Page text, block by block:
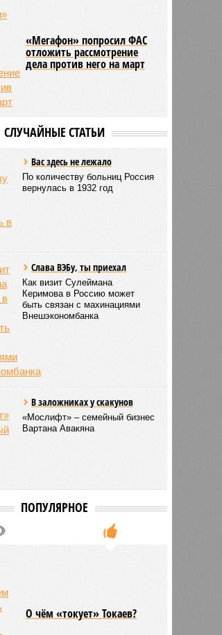
«Мегафон» попросил ФАС
отложить рассмотрение
дела против него на март
СЛУЧАЙНЫЕ СТАТЬИ
Вас здесь не лежало
По количеству больниц Россия
вернулась в 1932 год
Слава ВЭБу, ты приехал
Как визит Сулеймана
Керимова в Россию может
быть связан с махинациями
Внешэкономбанка
В заложниках у скакунов
«Мослифт» – семейный бизнес
Вартана Авакяна
ПОПУЛЯРНОЕ
О чём «токует» Токаев?